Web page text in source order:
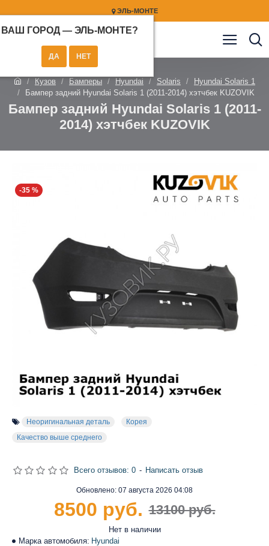
ЭЛЬ-МОНТЕ
ВАШ ГОРОД — ЭЛЬ-МОНТЕ?
Кузов Бамперы Hyundai Solaris
Hyundai Solaris 1
Бампер задний Hyundai Solaris 1 (2011-2014) хэтчбек KUZOVIK
Бампер задний Hyundai Solaris 1 (2011-
2014) хэтчбек KUZOVIK
-35 %
Неоригинальная деталь
Корея
Качество выше среднего
Марка автомобиля: Hyundai
Обновлено: 07 августа 2026 04:08
Нет в наличии
Всего отзывов: 0 - Написать отзыв
13100 руб.
8500 руб.